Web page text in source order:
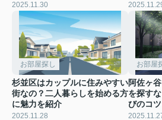
2025.11.30
お部屋探し
杉並区はカップルに住みやすい
街なの？二人暮らしを始める方
に魅力を紹介
2025.11.28
お部屋
阿佐ヶ
を探す
びのコ